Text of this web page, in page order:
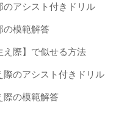
のアシスト付きドリル
の模範解答
え際】で似せる方法
際のアシスト付きドリル
際の模範解答